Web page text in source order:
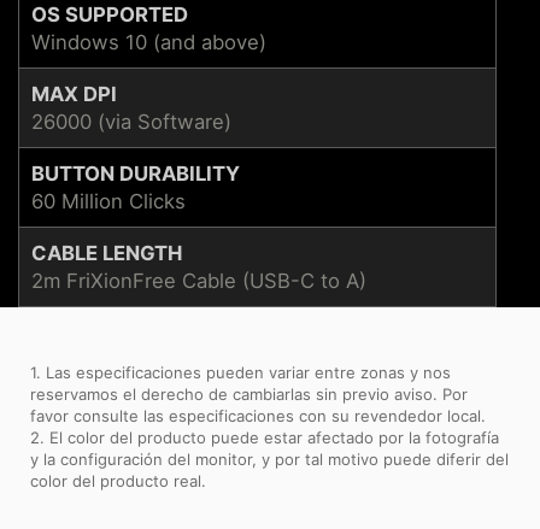
OS SUPPORTED
Windows 10 (and above)
MAX DPI
26000 (via Software)
BUTTON DURABILITY
60 Million Clicks
CABLE LENGTH
2m FriXionFree Cable (USB-C to A)
1. Las especificaciones pueden variar entre zonas y nos
reservamos el derecho de cambiarlas sin previo aviso. Por
favor consulte las especificaciones con su revendedor local.
2. El color del producto puede estar afectado por la fotografía
y la configuración del monitor, y por tal motivo puede diferir del
color del producto real.